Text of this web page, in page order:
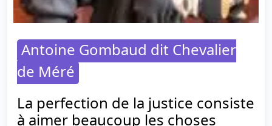
Antoine Gombaud dit Chevalier
de Méré
La perfection de la justice consiste
à aimer beaucoup les choses